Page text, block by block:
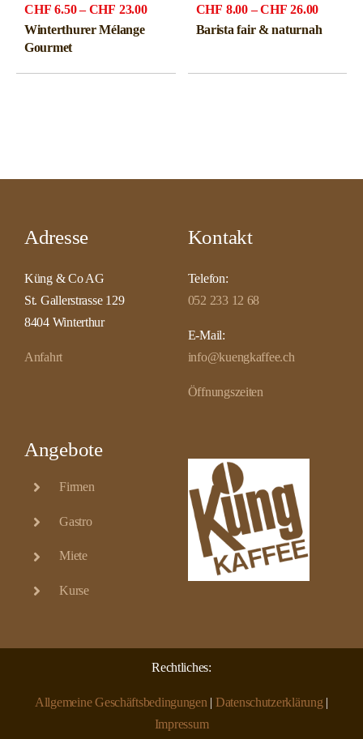
CHF 6.50 –CHF 23.00Preisspanne:
Winterthurer Mélange
Gourmet
CHF 8.00 –CHF 26.00
bis
Barista fair & naturnah
Adresse
Küng & Co AG
St. Gallerstrasse 129
8404 Winterthur
Anfahrt
Kontakt
Telefon:
052 233 12 68
E-Mail:
info@kuengkaffee.ch
Öffnungszeiten
Angebote
Firmen
Gastro
Miete
Kurse
Rechtliches:
Allgemeine Geschäftsbedingungen | Datenschutzerklärung |
Impressum